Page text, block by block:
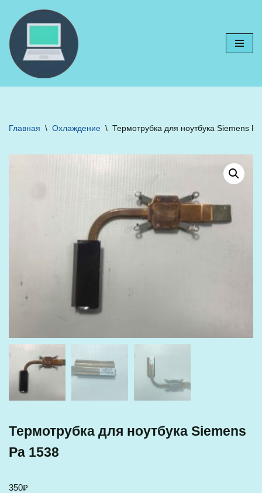
Перейти
к
содержимому
Главная \ Охлаждение \ Термотрубка для ноутбука Siemens
Термотрубка для ноутбука Siemens
Pa 1538
350₽